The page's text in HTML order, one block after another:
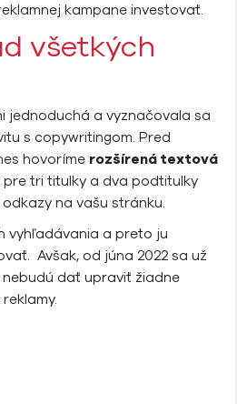
kampane investovať.
všetkých
jednoduchá a vyznačovala sa
s copywritingom. Pred
hovoríme rozšírená textová
tri titulky a dva podtitulky
na vašu stránku.
vyhľadávania a preto ju
Avšak, od júna 2022 sa už
dať upraviť žiadne